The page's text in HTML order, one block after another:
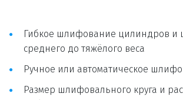
Гибкое шлифование цилиндров и
среднего до тяжёлого веса
Ручное или автоматическое
Размер шлифовального круга и